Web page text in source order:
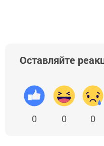
Оставляйте
0 0 0